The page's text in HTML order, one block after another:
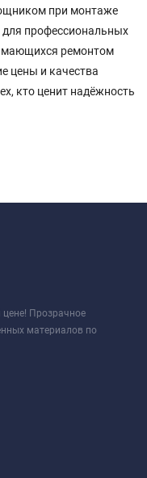
при монтаже
профессиональных
ремонтом
цены и качества
кто ценит надёжность
Прозрачное
материалов по